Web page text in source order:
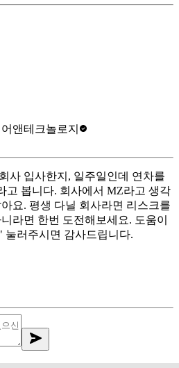
앤테크놀로지
사 입사한지, 일주일인데 연차를
고 봅니다. 회사에서 MZ라고 생각
요. 평생 다닐 회사라면 리스크를
라면 한번 도전해보세요. 도움이
눌러주시면 감사드립니다.